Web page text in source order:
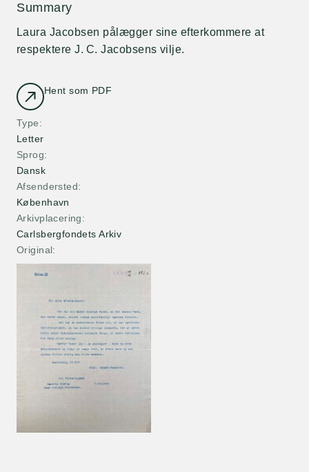
Hent som PDF
Type
Letter
Sprog
Dansk
Afsendersted
København
Arkivplacering
Carlsbergfondets Arkiv
Original
Summary
Laura Jacobsen pålægger sine efterkommere at
respektere J. C. Jacobsens vilje.